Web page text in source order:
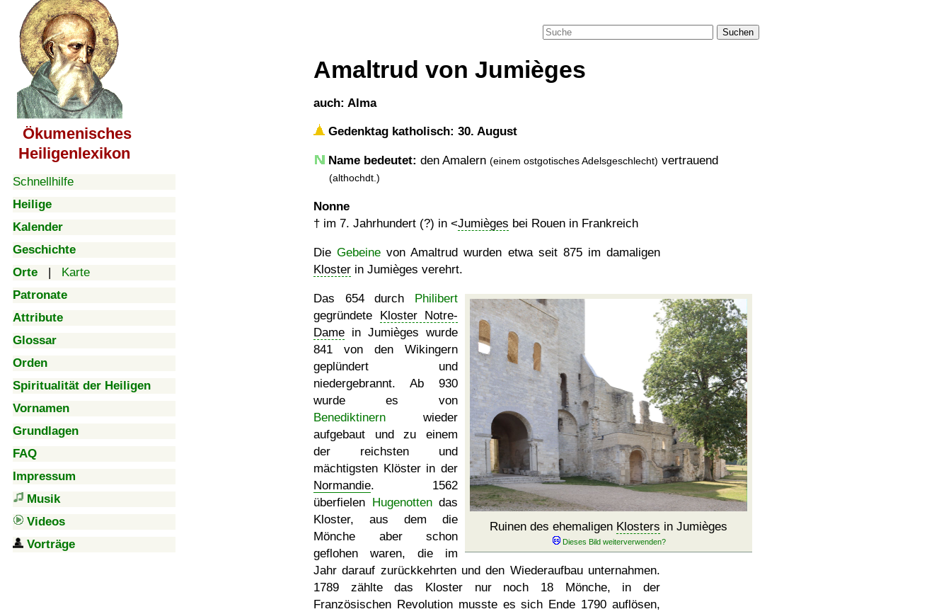
Ökumenisches
Heiligenlexikon
Schnellhilfe
Heilige
Kalender
Geschichte
Orte | Karte
Patronate
Attribute
Glossar
Orden
Spiritualität der Heiligen
Vornamen
Grundlagen
FAQ
Impressum
Musik
Videos
Vorträge
Suchen
Amaltrud von Jumièges
auch: Alma
Gedenktag katholisch: 30. August
Name bedeutet: den Amalern (einem ostgotisches Adelsgeschlecht) vertrauend
(althochdt.)
Nonne
† im 7. Jahrhundert (?) in <Jumièges bei Rouen in Frankreich
DieGebeine von Amaltrud wurden etwa seit 875 im damaligen
Kloster in Jumièges verehrt.
Ruinen des ehemaligen Klosters in Jumièges
Das 654 durch Philibert
gegründete Kloster Notre-
Dame in Jumièges wurde
841 von den Wikingern
geplündert und
niedergebrannt. Ab 930
wurde es von
Benediktinern wieder
aufgebaut und zu einem
der reichsten und
mächtigsten Klöster in der
Normandie. 1562
überfielen Hugenottendas
Kloster, aus dem die
Mönche aber schon
geflohen waren, die im
Jahr darauf zurückkehrten und den Wiederaufbau unternahmen.
1789 zählte das Kloster nur noch 18 Mönche, in der
Französischen Revolution musste es sich Ende 1790 auflösen,